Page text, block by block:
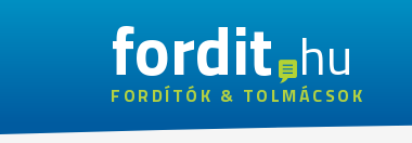
fordithu
FORDÍTÓK & TOLMÁCSOK